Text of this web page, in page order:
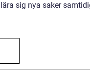
sig nya saker